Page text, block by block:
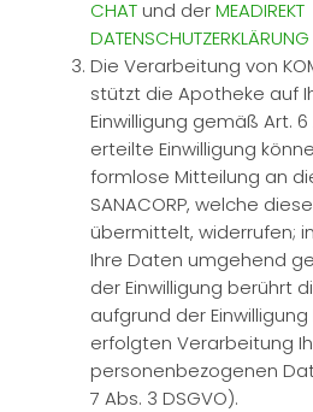
CHATund derMEADIREKT
DATENSCHUTZERKLÄRUNG
Die Verarbeitung von
stützt die Apotheke auf
Einwilligung gemäß Art. 6
erteilte Einwilligung
formlose Mitteilung an
SANACORP, welche
übermittelt, widerrufen;
Ihre Daten umgehend
der Einwilligung berührt
aufgrund der
erfolgten Verarbeitung
personenbezogenen
7 Abs. 3 DSGVO).